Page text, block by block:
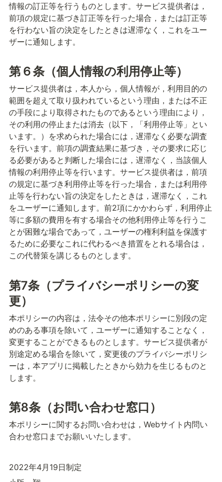
情報の訂正等を行うものとします。 サービス提供者は，
前項の規定に基づき訂正等を行った場合，または訂正等
を行わない旨の決定をしたときは遅滞なく，これをユー
ザーに通知します。
第６条（個人情報の利用停止等）
サービス提供者は，本人から，個人情報が，利用目的の
範囲を超えて取り扱われているという理由，または不正
の手段により取得されたものであるという理由により，
その利用の停止または消去（以下，「利用停止等」とい
います。）を求められた場合には，遅滞なく必要な調査
を行います。 前項の調査結果に基づき，その要求に応じ
る必要があると判断した場合には，遅滞なく，当該個人
情報の利用停止等を行います。 サービス提供者は，前項
の規定に基づき利用停止等を行った場合，または利用停
止等を行わない旨の決定をしたときは，遅滞なく，これ
をユーザーに通知します。 前2項にかかわらず，利用停止
等に多額の費用を有する場合その他利用停止等を行うこ
とが困難な場合であって，ユーザーの権利利益を保護す
るために必要なこれに代わるべき措置をとれる場合は，
この代替策を講じるものとします。
第7条（プライバシーポリシーの変
更）
本ポリシーの内容は，法令その他本ポリシーに別段の定
めのある事項を除いて，ユーザーに通知することなく，
変更することができるものとします。 サービス提供者が
別途定める場合を除いて，変更後のプライバシーポリシ
ーは，本アプリに掲載したときから効力を生じるものと
します。
第8条（お問い合わせ窓口）
本ポリシーに関するお問い合わせは，Webサイト内問い
合わせ窓口までお願いいたします。
2022年4月19日制定